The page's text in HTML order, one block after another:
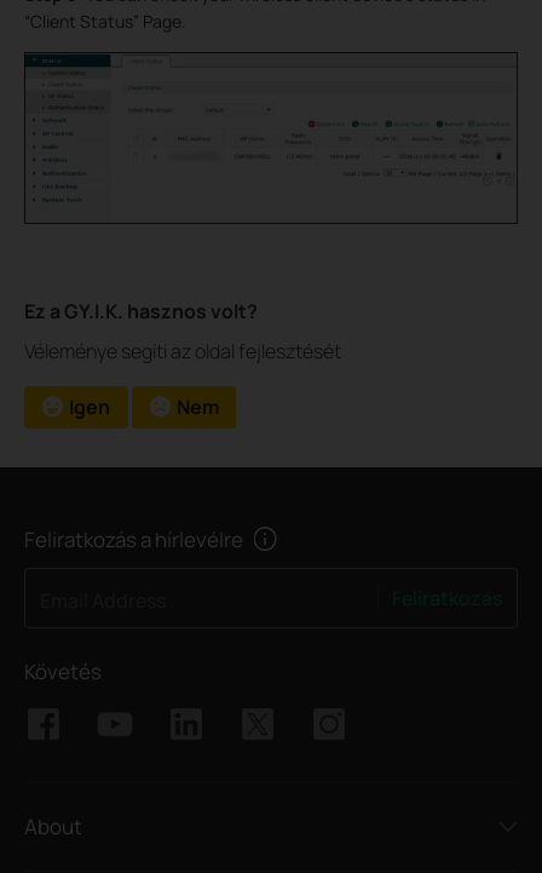
“Client Status” Page.
Ez a GY.I.K. hasznos volt?
Véleménye segíti az oldal fejlesztését
Igen Nem
Feliratkozás a hírlevélre
Követés
About